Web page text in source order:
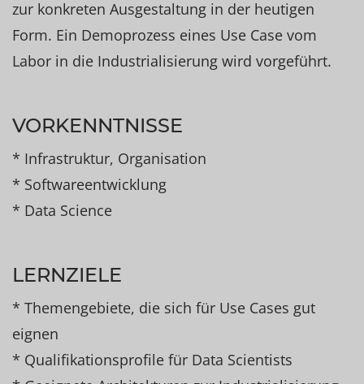
zur konkreten Ausgestaltung in der heutigen
Form. Ein Demoprozess eines Use Case vom
Labor in die Industrialisierung wird vorgeführt.
VORKENNTNISSE
* Infrastruktur, Organisation
* Softwareentwicklung
* Data Science
LERNZIELE
* Themengebiete, die sich für Use Cases gut
eignen
* Qualifikationsprofile für Data Scientists